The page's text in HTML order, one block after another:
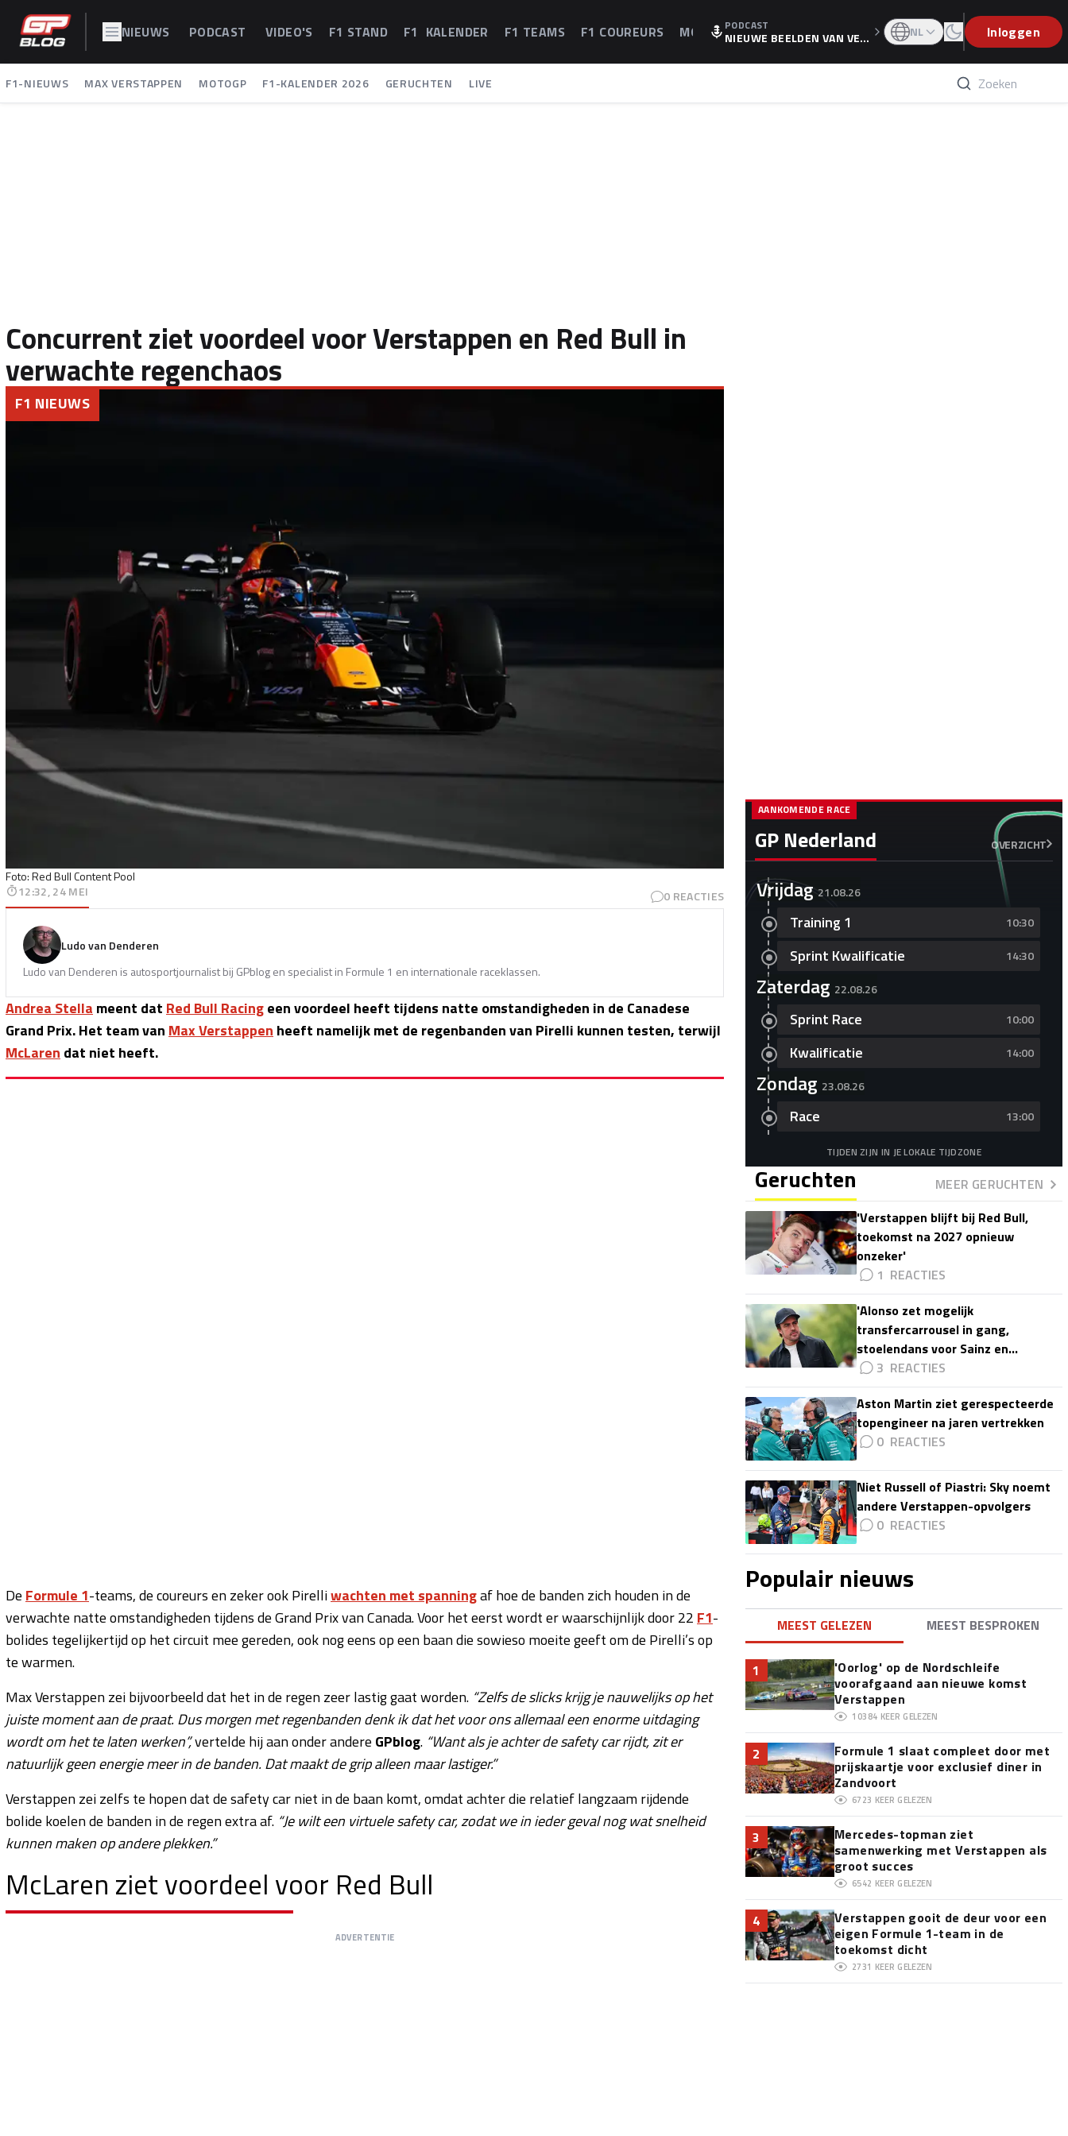
NIEUWS PODCAST VIDEO'S F1 STAND F1 KALENDER F1 TEAMS F1 COUREURS MOTOGPPODCAST
NIEUWE BEELDEN VAN VER
WEET IS ER NU GETEKEND'
NL Inloggen
F1-NIEUWS MAX VERSTAPPEN MOTOGP F1-KALENDER 2026 GERUCHTEN LIVE
Concurrent ziet voordeel voor Verstappen en Red Bull in
verwachte regenchaos
Foto: Red Bull Content Pool
F1 NIEUWS
12:32, 24 MEI 0 REACTIES
Ludo van Denderen
Ludo van Denderen is autosportjournalist bij GPblog en specialist in Formule 1 en internationale raceklassen.
Andrea Stella meent dat Red Bull Racingeen voordeel heeft tijdens natte omstandigheden in de Canadese
Grand Prix. Het team van Max Verstappen heeft namelijk met de regenbanden van Pirelli kunnen testen, terwijl
McLaren dat niet heeft.
De Formule 1-teams, de coureurs en zeker ook Pirelliwachten met spanningaf hoe de banden zich houden in de
verwachte natte omstandigheden tijdens de Grand Prix van Canada. Voor het eerst wordt er waarschijnlijk door 22 F1-
bolides tegelijkertijd op het circuit mee gereden, ook nog eens op een baan die sowieso moeite geeft om de Pirelli’s op
te warmen.
Max Verstappen zei bijvoorbeeld dat het in de regen zeer lastig gaat worden. “Zelfs de slicks krijg je nauwelijks op het
juiste moment aan de praat. Dus morgen met regenbanden denk ik dat het voor ons allemaal een enorme uitdaging
wordt om het te laten werken”,vertelde hij aan onder andere GPblog. “Want als je achter de safety car rijdt, zit er
natuurlijk geen energie meer in de banden. Dat maakt de grip alleen maar lastiger.”
Verstappen zei zelfs te hopen dat de safety car niet in de baan komt, omdat achter die relatief langzaam rijdende
bolide koelen de banden in de regen extra af. “Je wilt een virtuele safety car, zodat we in ieder geval nog wat snelheid
kunnen maken op andere plekken.”
McLaren ziet voordeel voor Red Bull
ADVERTENTIE
GP Nederland OVERZICHT
AANKOMENDE RACE
Vrijdag 21.08.26
Training 1 10:30
Sprint Kwalificatie 14:30
Zaterdag 22.08.26
Sprint Race 10:00
Kwalificatie 14:00
Zondag 23.08.26
Race 13:00
TIJDEN ZIJN IN JE LOKALE TIJDZONE
Geruchten
MEER GERUCHTEN
'Verstappen blijft bij Red Bull,
toekomst na 2027 opnieuw
onzeker'
1
'Alonso zet mogelijk
transfercarrousel in gang,
stoelendans voor Sainz en
Colapinto'
3
Aston Martin ziet gerespecteerde
topengineer na jaren vertrekken
0
Niet Russell of Piastri: Sky noemt
andere Verstappen-opvolgers
0
Populair nieuws
MEEST GELEZEN MEEST BESPROKEN
1
'Oorlog' op de Nordschleife
voorafgaand aan nieuwe komst
Verstappen
10384 KEER GELEZEN
2
Formule 1 slaat compleet door met
prijskaartje voor exclusief diner in
Zandvoort
6723 KEER GELEZEN
3
Mercedes-topman ziet
samenwerking met Verstappen als
groot succes
6542 KEER GELEZEN
4
Verstappen gooit de deur voor een
eigen Formule 1-team in de
toekomst dicht
2731 KEER GELEZEN